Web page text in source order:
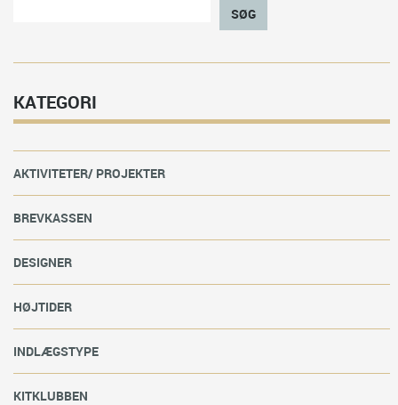
SØG
KATEGORI
AKTIVITETER/ PROJEKTER
BREVKASSEN
DESIGNER
HØJTIDER
INDLÆGSTYPE
KITKLUBBEN